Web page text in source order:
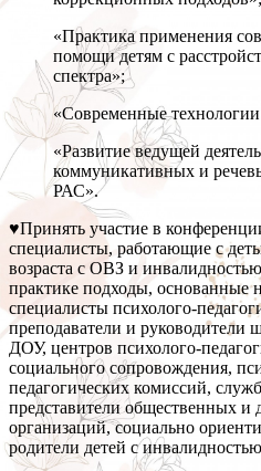
«Практика применения
помощи детям с
спектра»;
«Современные
«Развитие ведущей
коммуникативных и
РАС».
♥Принять участие в
специалисты, работающие с
возраста с ОВЗ и
практике подходы, основанные
специалисты психолого-
преподаватели и руководители
ДОУ, центров психолого-
социального сопровождения,
педагогических комиссий,
представители общественных и
организаций, социально
родители детей с